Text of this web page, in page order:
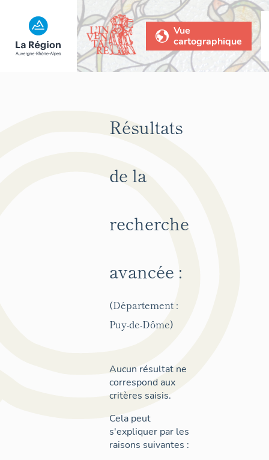
Vue
cartographique
Résultats
de la
recherche
avancée :
(Département :
Puy-de-Dôme)
Aucun résultat ne
correspond aux
critères saisis.
Cela peut
s'expliquer par les
raisons suivantes :